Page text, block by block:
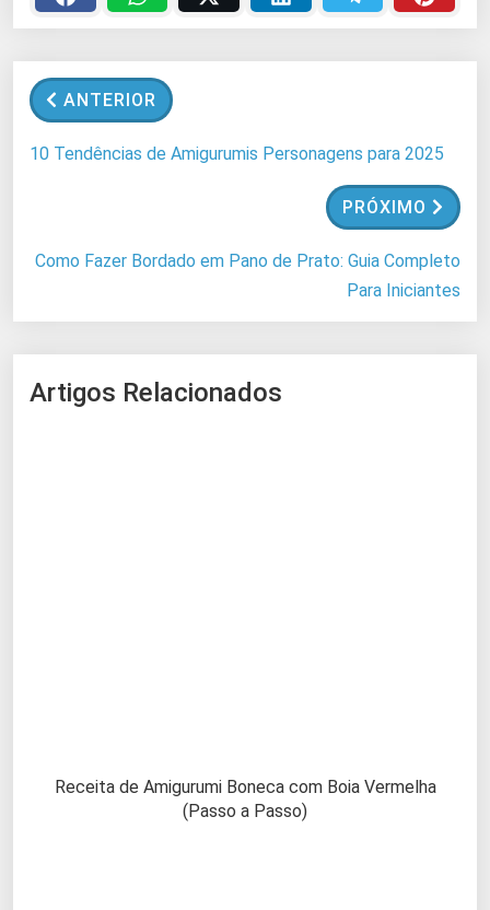
n
.
ANTERIOR
10 Tendências de Amigurumis Personagens para 2025
PRÓXIMO
Como Fazer Bordado em Pano de Prato: Guia Completo
Para Iniciantes
Artigos Relacionados
Receita de Amigurumi Boneca com Boia Vermelha
(Passo a Passo)